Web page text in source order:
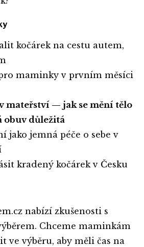
kočárek na cestu autem,
maminky v prvním měsíci
mateřství — jak se mění tělo
obuv důležitá
jako jemná péče o sebe v
kradený kočárek v Česku
nabízí zkušenosti s
Chceme maminkám
ve výběru, aby měli čas na